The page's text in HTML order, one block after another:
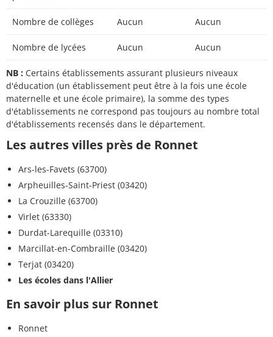
Nombre de collèges Aucun Aucun
Nombre de lycées Aucun Aucun
NB : Certains établissements assurant plusieurs niveaux
d'éducation (un établissement peut être à la fois une école
maternelle et une école primaire), la somme des types
d'établissements ne correspond pas toujours au nombre total
d'établissements recensés dans le département.
Les autres villes près de Ronnet
Ars-les-Favets (63700)
Arpheuilles-Saint-Priest (03420)
La Crouzille (63700)
Virlet (63330)
Durdat-Larequille (03310)
Marcillat-en-Combraille (03420)
Terjat (03420)
Les écoles dans l'Allier
En savoir plus sur Ronnet
Ronnet